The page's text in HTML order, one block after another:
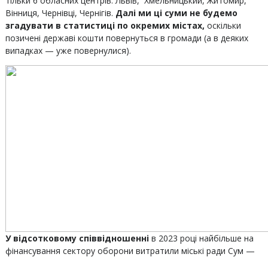
Вінниця, Чернівці, Чернігів. Далі ми ці суми не будемо
згадувати в статистиці по окремих містах, оскільки
позичені державі кошти повернуться в громади (а в деяких
випадках — уже повернулися).
У відсотковому співвідношеннів 2023 році найбільше на
фінансування сектору оборони витратили міські ради Сум —